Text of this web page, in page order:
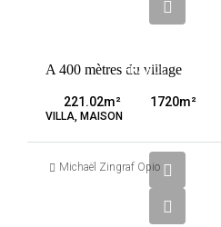
FRANCE
A 400 mètres du village
221.02m² 1720m²
VILLA, MAISON
Michaël Zingraf Opio